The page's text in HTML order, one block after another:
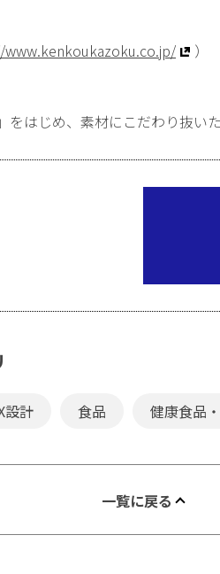
）
はじめ、素材にこだわり抜い
設計 食品 健康食品
一覧に戻る